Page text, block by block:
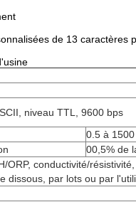
de 13 caractères
niveau TTL, 9600 bps
0.5 à
00,5% de
ORP, conductivité/
dissous, par lots ou par